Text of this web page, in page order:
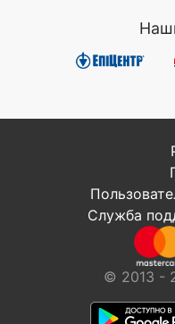
Служба
© 2013 -